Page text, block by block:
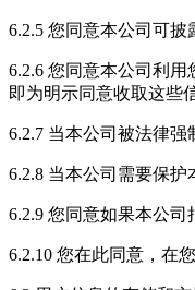
6.2.5 您同意本公司可
6.2.6 您同意本公司利
即为明示同意收取这些
6.2.7 当本公司被法律
6.2.8 当本公司需要保
6.2.9 您同意如果本公
6.2.10 您在此同意，在